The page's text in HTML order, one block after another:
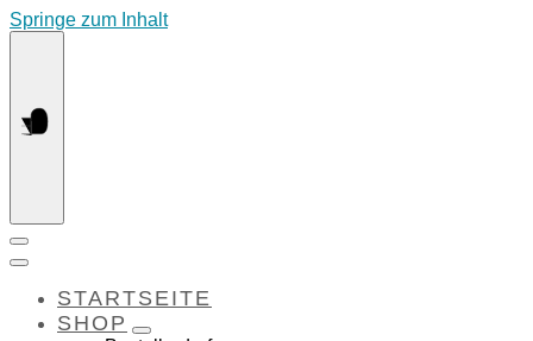
Springe zum Inhalt
STARTSEITE
SHOP